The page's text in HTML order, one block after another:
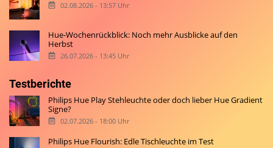
02.08.2026 - 13:57 Uhr
Hue-Wochenrückblick: Noch mehr Ausblicke auf den
Herbst
26.07.2026 - 13:45 Uhr
Testberichte
Philips Hue Play Stehleuchte oder doch lieber Hue Gradient
Signe?
02.07.2026 - 18:00 Uhr
Philips Hue Flourish: Edle Tischleuchte im Test